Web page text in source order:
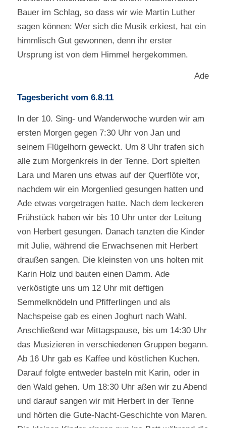
Bauer im Schlag, so dass wir wie Martin Luther
sagen können: Wer sich die Musik erkiest, hat ein
himmlisch Gut gewonnen, denn ihr erster
Ursprung ist von dem Himmel hergekommen.
Ade
Tagesbericht vom 6.8.11
In der 10. Sing- und Wanderwoche wurden wir am
ersten Morgen gegen 7:30 Uhr von Jan und
seinem Flügelhorn geweckt. Um 8 Uhr trafen sich
alle zum Morgenkreis in der Tenne. Dort spielten
Lara und Maren uns etwas auf der Querflöte vor,
nachdem wir ein Morgenlied gesungen hatten und
Ade etwas vorgetragen hatte. Nach dem leckeren
Frühstück haben wir bis 10 Uhr unter der Leitung
von Herbert gesungen. Danach tanzten die Kinder
mit Julie, während die Erwachsenen mit Herbert
draußen sangen. Die kleinsten von uns holten mit
Karin Holz und bauten einen Damm. Ade
verköstigte uns um 12 Uhr mit deftigen
Semmelknödeln und Pfifferlingen und als
Nachspeise gab es einen Joghurt nach Wahl.
Anschließend war Mittagspause, bis um 14:30 Uhr
das Musizieren in verschiedenen Gruppen begann.
Ab 16 Uhr gab es Kaffee und köstlichen Kuchen.
Darauf folgte entweder basteln mit Karin, oder in
den Wald gehen. Um 18:30 Uhr aßen wir zu Abend
und darauf sangen wir mit Herbert in der Tenne
und hörten die Gute-Nacht-Geschichte von Maren.